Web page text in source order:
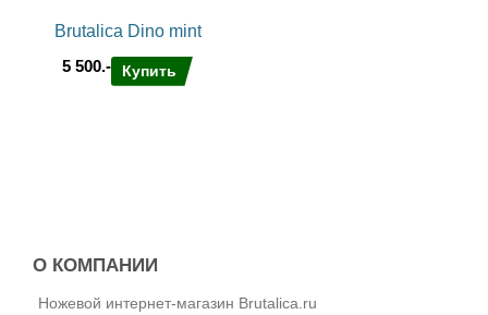
Brutalica Dino mint
5 500.-
Купить
О КОМПАНИИ
Ножевой интернет-магазин Brutalica.ru